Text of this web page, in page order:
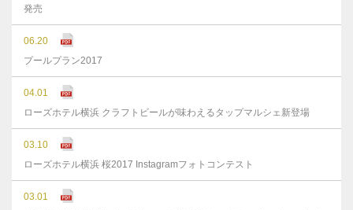
発売
06.20
プールプラン2017
04.01
ローズホテル横浜 クラフトビールが味わえるタップマルシェ新登場
03.10
ローズホテル横浜 桜2017 Instagramフォトコンテスト
03.01